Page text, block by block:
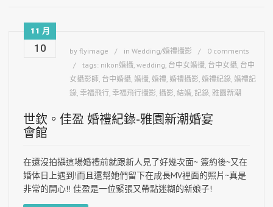
11 月
10 by flyimage in Wedding/婚禮攝影
0 comments
tags: nikon婚攝, wedding, 台中女婚攝, 台中女攝, 台中
女攝影師, 台中婚攝, 婚攝, 婚禮, 婚禮攝影, 婚禮紀錄, 婚禮記
錄, 幸福飛行, 幸福飛行攝影, 攝影, 結婚, 記錄, 雅園新潮
世欽。佳盈 婚禮紀錄-雅園新潮婚宴
會館
在還沒拍攝這場婚禮前就跟新人見了好幾次面~ 簽約後~又在
婚体日上遇到!而且還幫她們留下在成長MV裡面的照片~真是
非常的開心!! 佳盈是一位緊張又帶點迷糊的新娘子!